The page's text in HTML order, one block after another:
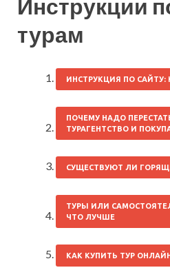
Инструкции
турам
ИНСТРУКЦИЯ ПО
ПОЧЕМУ НАДО
ТУРАГЕНТСТВО И
СУЩЕСТВУЮТ ЛИ
ТУРЫ ИЛИ
ЧТО ЛУЧШЕ
КАК КУПИТЬ ТУР